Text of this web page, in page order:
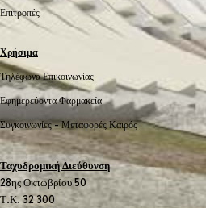
Επιτροπές
Χρήσιμα
Τηλέφωνα Επικοινωνίας
Εφημερεύοντα Φαρμακεία
Συγκοινωνίες -Μεταφορές Καιρός
Ταχυδρομική Διεύθυνση
28ης Οκτωβρίου 50
Τ.Κ. 32 300